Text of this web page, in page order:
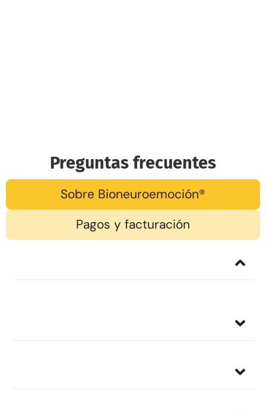
Preguntas frecuentes
Sobre Bioneuroemoción®
Pagos y facturación